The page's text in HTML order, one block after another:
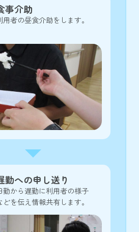
事介助
用者の昼食介助をします。
勤への申し送り
勤から遅勤に利用者の様子
どを伝え情報共有します。